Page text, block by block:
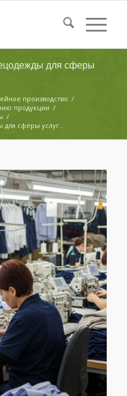
для сферы
производство /
продукции /
/
сферы услуг...